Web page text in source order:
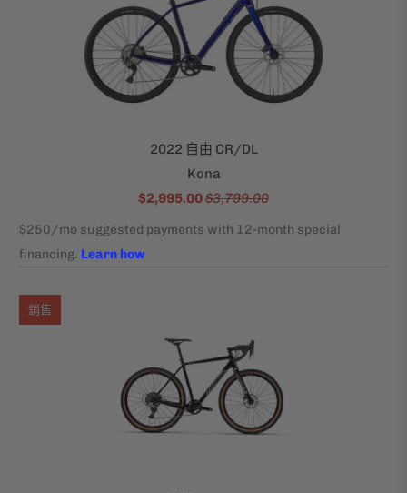
2022 自由 CR/DL
Kona
$2,995.00$3,799.00
銷售